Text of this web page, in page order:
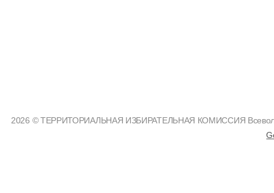
2026 © ТЕРРИТОРИАЛЬНАЯ ИЗБИРАТЕЛЬНАЯ КОМИССИЯ